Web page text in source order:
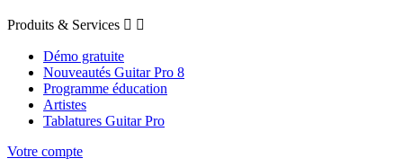
Produits & Services  
Démo gratuite
Nouveautés Guitar Pro 8
Programme éducation
Artistes
Tablatures Guitar Pro
Votre compte